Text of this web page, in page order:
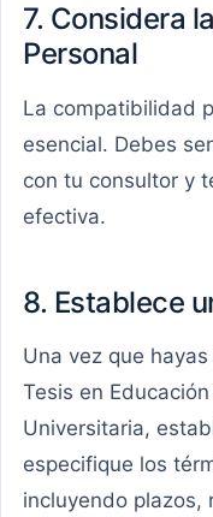
7. Considera
Personal
La compatibilidad
esencial. Debes
con tu consultor y
efectiva.
8. Establece
Una vez que
Tesis en
Universitaria,
especifique los
incluyendo plazos,